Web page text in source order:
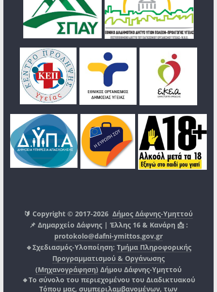
🔰 Copyright © 2017-2026Δήμος Δάφνης-Υμηττού
📌 Δημαρχείο Δάφνης | Έλλης 16 & Κανάρη 📩 :
protokolo@dafni-ymittos.gov.gr
🔹Σχεδιασμός-Υλοποίηση: Τμήμα Πληροφορικής
Προγραμματισμού & Οργάνωσης
(Μηχανογράφηση) Δήμου Δάφνης-Υμηττού
🔸Το σύνολο του περιεχομένου του Διαδικτυακού
Τόπου μας, συμπεριλαμβανομένων, των